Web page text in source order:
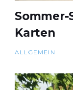
Sommer-
Karten
ALLGEMEIN